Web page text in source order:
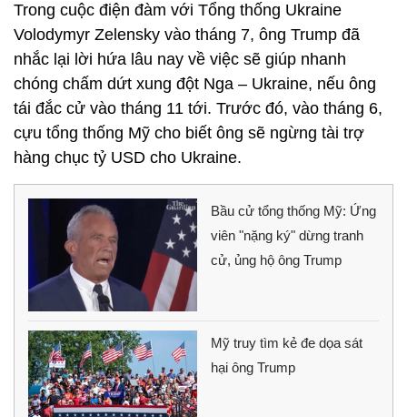
Trong cuộc điện đàm với Tổng thống Ukraine
Volodymyr Zelensky vào tháng 7, ông Trump đã
nhắc lại lời hứa lâu nay về việc sẽ giúp nhanh
chóng chấm dứt xung đột Nga – Ukraine, nếu ông
tái đắc cử vào tháng 11 tới. Trước đó, vào tháng 6,
cựu tổng thống Mỹ cho biết ông sẽ ngừng tài trợ
hàng chục tỷ USD cho Ukraine.
Bầu cử tổng thống Mỹ: Ứng
viên "nặng ký" dừng tranh
cử, ủng hộ ông Trump
Mỹ truy tìm kẻ đe dọa sát
hại ông Trump